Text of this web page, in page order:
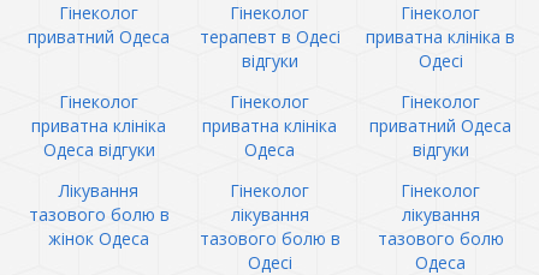
Гінеколог
приватний Одеса
Гінеколог
терапевт в Одесі
відгуки
Гінеколог
приватна клініка в
Одесі
Гінеколог
приватна клініка
Одеса відгуки
Гінеколог
приватна клініка
Одеса
Гінеколог
приватний Одеса
відгуки
Лікування
тазового болю в
жінок Одеса
Гінеколог
лікування
тазового болю в
Одесі
Гінеколог
лікування
тазового болю
Одеса